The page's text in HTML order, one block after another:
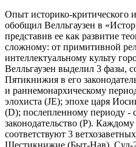
Опыт историко-критического
обобщил Велльгаузен в
представив ее как развитие
сложному: от примитивной
интеллектуальному культу
Велльгаузен выделил 3 фазы,
Пятикнижия в его
и раннемонархическому
элохиста (JE); эпохе царя
(D); послепленному периоду -
законодательство (P).
соответствуют 3